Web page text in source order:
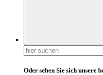
Suchen
nach:
Oder sehen Sie sich unsere